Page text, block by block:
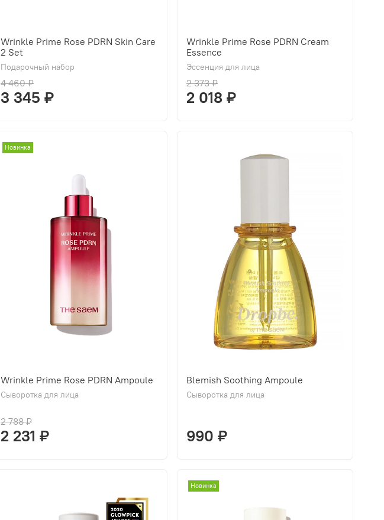
Wrinkle Prime Rose PDRN Skin Care
2 Set
Подарочный набор
4 460 ₽
3 345 ₽
Wrinkle Prime Rose PDRN Cream
Essence
Эссенция для лица
2 373 ₽
2 018 ₽
Новинка
Wrinkle Prime Rose PDRN Ampoule
Сыворотка для лица
2 788 ₽
2 231 ₽
Blemish Soothing Ampoule
Сыворотка для лица
990 ₽
Новинка